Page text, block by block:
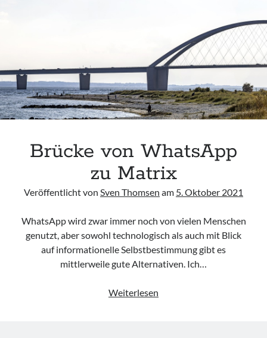
Brücke von WhatsApp
zu Matrix
Veröffentlicht von Sven Thomsen am 5. Oktober 2021
WhatsApp wird zwar immer noch von vielen Menschen
genutzt, aber sowohl technologisch als auch mit Blick
auf informationelle Selbstbestimmung gibt es
mittlerweile gute Alternativen. Ich…
Weiterlesen